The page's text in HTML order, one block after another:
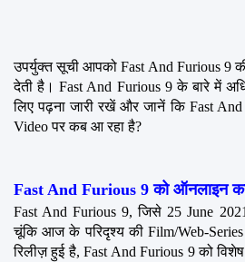
उपर्युक्त सूची आपको Fast And Furious 9
देती है। Fast And Furious 9 के बारे में
लिए पढ़ना जारी रखें और जानें कि Fast
Video पर कब आ रहा है?
Fast And Furious 9 को ऑनलाइन
Fast And Furious 9, जिसे 25 June
चूंकि आज के परिदृश्य की Film/Web-
रिलीज़ हुई है, Fast And Furious 9 को